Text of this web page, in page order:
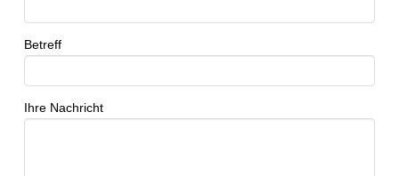
Betreff
Ihre Nachricht